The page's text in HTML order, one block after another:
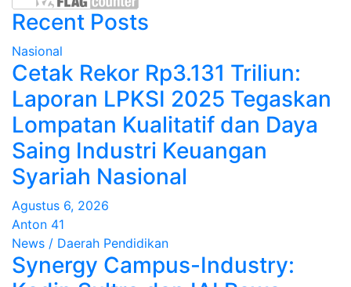
Recent Posts
Nasional
Cetak Rekor Rp3.131 Triliun:
Laporan LPKSI 2025 Tegaskan
Lompatan Kualitatif dan Daya
Saing Industri Keuangan
Syariah Nasional
Agustus 6, 2026
Anton 41
News / Daerah Pendidikan
Synergy Campus-Industry: